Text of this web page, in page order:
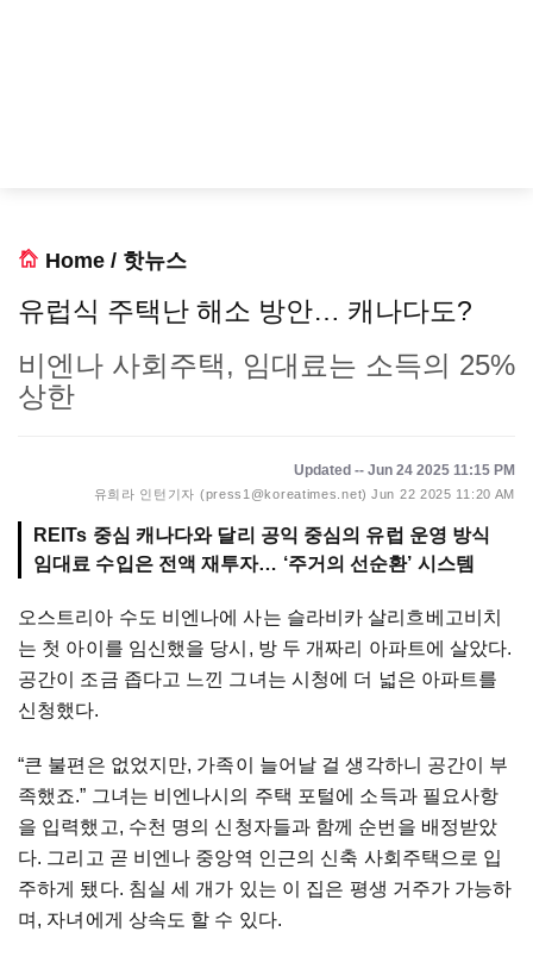
Home / 핫뉴스
유럽식 주택난 해소 방안… 캐나다도?
비엔나 사회주택, 임대료는 소득의 25%
상한
Updated -- Jun 24 2025 11:15 PM
유희라 인턴기자 (press1@koreatimes.net) Jun 22 2025 11:20 AM
REITs 중심 캐나다와 달리 공익 중심의 유럽 운영 방식
임대료 수입은 전액 재투자… ‘주거의 선순환’ 시스템
오스트리아 수도 비엔나에 사는 슬라비카 살리흐베고비치
는 첫 아이를 임신했을 당시 , 방 두 개짜리 아파트에 살았다.
공간이
조금 좁다고 느낀 그녀는 시청에 더 넓은 아파트를
신청했다.
“큰 불편은 없었지만, 가족이 늘어날 걸 생각하니 공간이
부
족했죠.” 그녀는 비엔나시의 주택 포털에 소득과 필요사항
을 입력했고, 수천 명의 신청자들과 함께 순번을 배정받았
다. 그리고 곧 비엔나 중앙역 인근의 신축 사회주택으로 입
주하게 됐다. 침실 세 개가 있는 이 집은 평생 거주가 가능하
며 , 자녀에게 상속도 할 수 있다.